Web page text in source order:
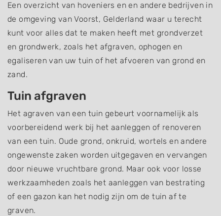
Een overzicht van hoveniers en en andere bedrijven in
de omgeving van Voorst, Gelderland waar u terecht
kunt voor alles dat te maken heeft met grondverzet
en grondwerk, zoals het afgraven, ophogen en
egaliseren van uw tuin of het afvoeren van grond en
zand.
Tuin afgraven
Het agraven van een tuin gebeurt voornamelijk als
voorbereidend werk bij het aanleggen of renoveren
van een tuin. Oude grond, onkruid, wortels en andere
ongewenste zaken worden uitgegaven en vervangen
door nieuwe vruchtbare grond. Maar ook voor losse
werkzaamheden zoals het aanleggen van bestrating
of een gazon kan het nodig zijn om de tuin af te
graven.